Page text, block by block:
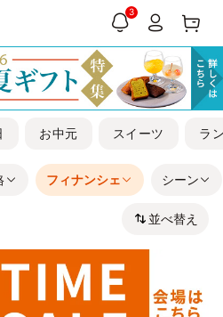
3
お中元 スイーツ ラ
フィナンシェ シーン
並べ替え